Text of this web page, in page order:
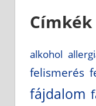
Címkék
alkohol
felismerés
fájdalom